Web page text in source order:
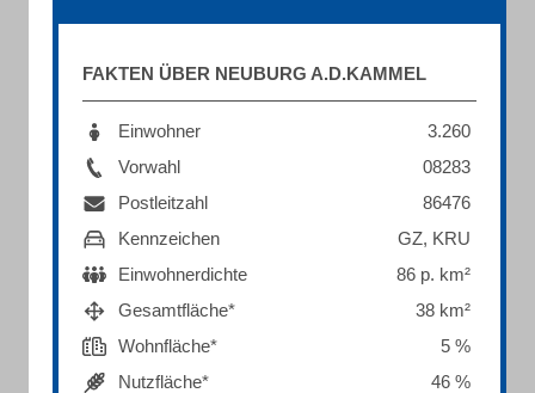
FAKTEN ÜBER NEUBURG A.D.KAMMEL
Einwohner
3.260
Vorwahl
08283
Postleitzahl
86476
Kennzeichen
GZ, KRU
Einwohnerdichte
86 p. km²
Gesamtfläche*
38 km²
Wohnfläche*
5 %
Nutzfläche*
46 %